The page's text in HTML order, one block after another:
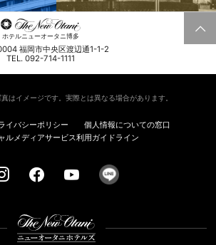
ホテルニューオータニ博多
福岡市中央区渡辺通1-1-2
TEL. 092-714-1111
はイメージです。実際とは異なる場合があります。
イバシーポリシー
個人情報についての窓口
ルメディアサービス利用ガイドライン